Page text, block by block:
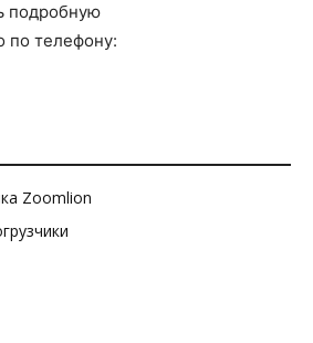
подробную
телефону:
Zoomlion